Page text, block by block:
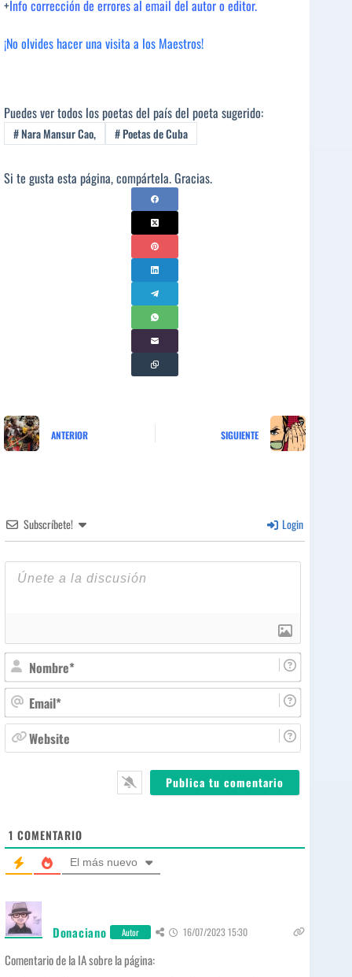
+Info corrección de errores al email del autor o editor.
¡No olvides hacer una visita a los Maestros!
Puedes ver todos los poetas del país del poeta sugerido:
#Nara Mansur Cao, #Poetas de Cuba
Si te gusta esta página, compártela. Gracias.
ANTERIOR SIGUIENTE
Subscríbete! Login
o
m
b
r
m
ie
1 COMENTARIO
El más nuevo
Donaciano Autor 16/07/2023 15:30
Comentario de la IA sobre la página: